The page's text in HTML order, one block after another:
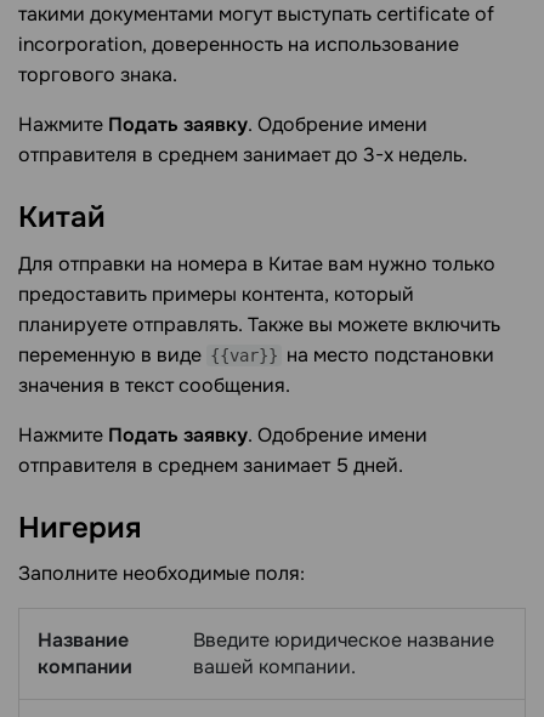
такими документами могут выступать certificate of
incorporation, доверенность на использование
торгового знака.
Нажмите Подать заявку. Одобрение имени
отправителя в среднем занимает до 3-х недель.
Китай
Для отправки на номера в Китае вам нужно только
предоставить примеры контента, который
планируете отправлять. Также вы можете включить
переменную в виде {{var}} на место подстановки
значения в текст сообщения.
Нажмите Подать заявку. Одобрение имени
отправителя в среднем занимает 5 дней.
Нигерия
Заполните необходимые поля:
Название
компании
Введите юридическое название
вашей компании.